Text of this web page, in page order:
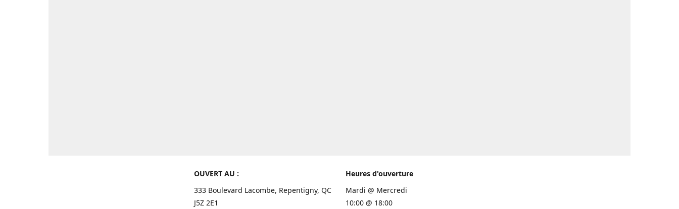
OUVERT AU :
333 Boulevard Lacombe, Repentigny, QC
J5Z 2E1
Heures d'ouverture
Mardi @ Mercredi
10:00 @ 18:00